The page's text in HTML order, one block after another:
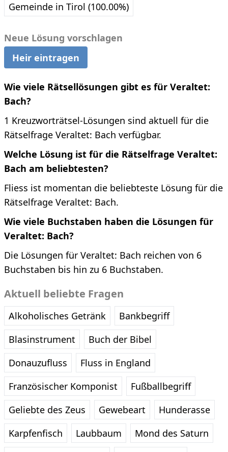
Gemeinde in Tirol (100.00%)
Neue Lösung vorschlagen
Heir eintragen
Wie viele Rätsellösungen gibt es für Veraltet:
Bach?
1 Kreuzworträtsel-Lösungen sind aktuell für die
Rätselfrage Veraltet: Bach verfügbar.
Welche Lösung ist für die Rätselfrage Veraltet:
Bach am beliebtesten?
Fliess ist momentan die beliebteste Lösung für die
Rätselfrage Veraltet: Bach.
Wie viele Buchstaben haben die Lösungen für
Veraltet: Bach?
Die Lösungen für Veraltet: Bach reichen von 6
Buchstaben bis hin zu 6 Buchstaben.
Aktuell beliebte Fragen
Alkoholisches Getränk
Bankbegriff
Blasinstrument
Buch der Bibel
Donauzufluss
Fluss in England
Französischer Komponist
Fußballbegriff
Geliebte des Zeus
Gewebeart
Hunderasse
Karpfenfisch
Laubbaum
Mond des Saturn